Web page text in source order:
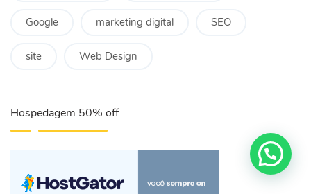
Google marketing digital SEO
site Web Design
Hospedagem 50% off